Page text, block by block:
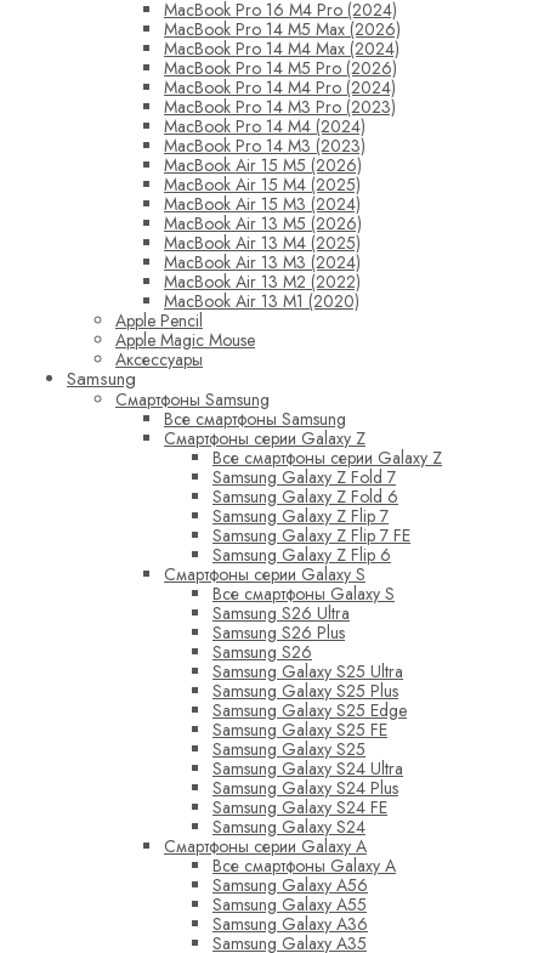
MacBook Pro 16 M4 Pro (2024)
MacBook Pro 14 M5 Max (2026)
MacBook Pro 14 M4 Max (2024)
MacBook Pro 14 M5 Pro (2026)
MacBook Pro 14 M4 Pro (2024)
MacBook Pro 14 M3 Pro (2023)
MacBook Pro 14 M4 (2024)
MacBook Pro 14 M3 (2023)
MacBook Air 15 M5 (2026)
MacBook Air 15 M4 (2025)
MacBook Air 15 M3 (2024)
MacBook Air 13 M5 (2026)
MacBook Air 13 M4 (2025)
MacBook Air 13 M3 (2024)
MacBook Air 13 M2 (2022)
MacBook Air 13 M1 (2020)
Apple Pencil
Apple Magic Mouse
Аксессуары
Samsung
Смартфоны Samsung
Все смартфоны Samsung
Смартфоны серии Galaxy Z
Все смартфоны серии Galaxy Z
Samsung Galaxy Z Fold 7
Samsung Galaxy Z Fold 6
Samsung Galaxy Z Flip 7
Samsung Galaxy Z Flip 7 FE
Samsung Galaxy Z Flip 6
Смартфоны серии Galaxy S
Все смартфоны Galaxy S
Samsung S26 Ultra
Samsung S26 Plus
Samsung S26
Samsung Galaxy S25 Ultra
Samsung Galaxy S25 Plus
Samsung Galaxy S25 Edge
Samsung Galaxy S25 FE
Samsung Galaxy S25
Samsung Galaxy S24 Ultra
Samsung Galaxy S24 Plus
Samsung Galaxy S24 FE
Samsung Galaxy S24
Смартфоны серии Galaxy A
Все смартфоны Galaxy A
Samsung Galaxy A56
Samsung Galaxy A55
Samsung Galaxy A36
Samsung Galaxy A35